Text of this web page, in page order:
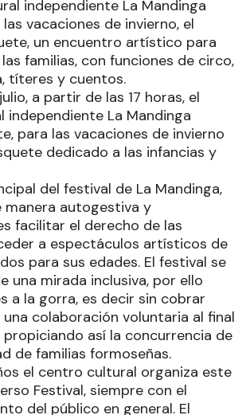
independiente La Mandinga
vacaciones de invierno, el
un encuentro artístico para
familias, con funciones de circo,
títeres y cuentos.
julio, a partir de las 17 horas, el
La Mandinga
para las vacaciones de invierno
dedicado a las infancias y
del festival de La Mandinga,
manera autogestiva y
facilitar el derecho de las
a espectáculos artísticos de
para sus edades. El festival se
una mirada inclusiva, por ello
a la gorra, es decir sin cobrar
colaboración voluntaria al final
propiciando así la concurrencia de
de familias formoseñas.
el centro cultural organiza este
Festival, siempre con el
del público en general. El